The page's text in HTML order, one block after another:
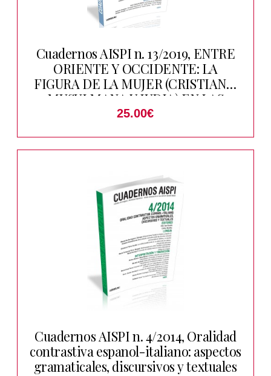
Cuadernos AISPI n. 13/2019, ENTRE
ORIENTE Y OCCIDENTE: LA
FIGURA DE LA MUJER (CRISTIANA,
MUSULMANA Y JUDIA) EN LAS
LETRAS HISPANICAS
25.00€
Cuadernos AISPI n. 4/2014, Oralidad
contrastiva espanol-italiano: aspectos
gramaticales, discursivos y textuales